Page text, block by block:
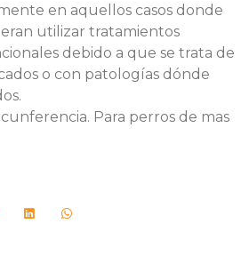
en aquellos casos donde
utilizar tratamientos
debido a que se trata de
o con patologías dónde
Para perros de mas